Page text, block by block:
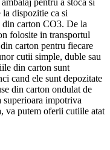
pentru a stoca si
dispozitie ca si
din carton CO3. De la
folosite in transportul
carton pentru fiecare
cutii simple, duble sau
din carton sunt
cand ele sunt depozitate
din carton ondulat de
superioara impotriva
va putem oferii cutiile atat